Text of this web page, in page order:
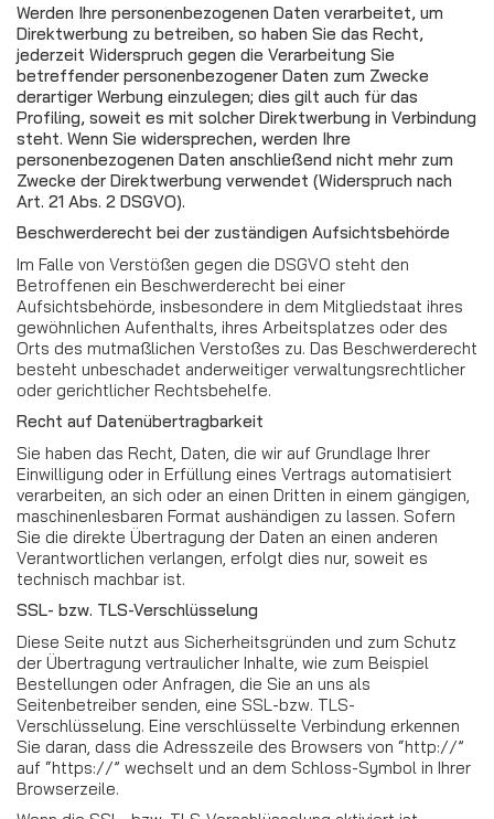
Werden Ihre personenbezogenen Daten verarbeitet, um
Direktwerbung zu betreiben, so haben Sie das Recht,
jederzeit Widerspruch gegen die Verarbeitung Sie
betreffender personenbezogener Daten zum Zwecke
derartiger Werbung einzulegen; dies gilt auch für das
Profiling, soweit es mit solcher Direktwerbung in Verbindung
steht. Wenn Sie widersprechen, werden Ihre
personenbezogenen Daten anschließend nicht mehr zum
Zwecke der Direktwerbung verwendet (Widerspruch nach
Art. 21 Abs. 2 DSGVO).
Beschwerderecht bei der zuständigen Aufsichtsbehörde
Im Falle von Verstößen gegen die DSGVO steht den
Betroffenen ein Beschwerderecht bei einer
Aufsichtsbehörde, insbesondere in dem Mitgliedstaat ihres
gewöhnlichen Aufenthalts, ihres Arbeitsplatzes oder des
Orts des mutmaßlichen Verstoßes zu. Das Beschwerderecht
besteht unbeschadet anderweitiger verwaltungsrechtlicher
oder gerichtlicher Rechtsbehelfe.
Recht auf Datenübertragbarkeit
Sie haben das Recht, Daten, die wir auf Grundlage Ihrer
Einwilligung oder in Erfüllung eines Vertrags automatisiert
verarbeiten, an sich oder an einen Dritten in einem gängigen,
maschinenlesbaren Format aushändigen zu lassen. Sofern
Sie die direkte Übertragung der Daten an einen anderen
Verantwortlichen verlangen, erfolgt dies nur, soweit es
technisch machbar ist.
SSL- bzw. TLS-Verschlüsselung
Diese Seite nutzt aus Sicherheitsgründen und zum Schutz
der Übertragung vertraulicher Inhalte, wie zum Beispiel
Bestellungen oder Anfragen, die Sie an uns als
Seitenbetreiber senden, eine SSL-bzw. TLS-
Verschlüsselung. Eine verschlüsselte Verbindung erkennen
Sie daran, dass die Adresszeile des Browsers von “http://”
auf “https://” wechselt und an dem Schloss-Symbol in Ihrer
Browserzeile.